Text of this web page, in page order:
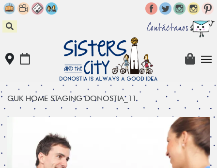
Skip
to
content
Contáctanos
GUK HOME STAGING DONOSTIA_11